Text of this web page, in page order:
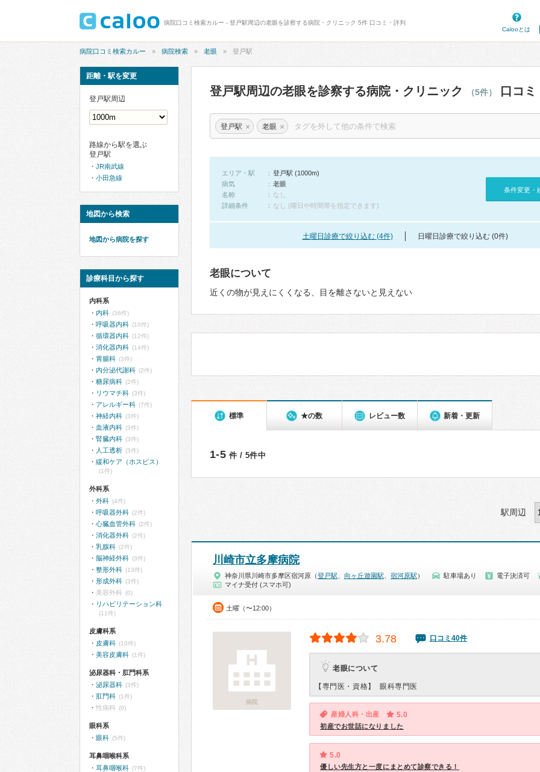
病院口コミ検索カルー - 登戸駅周辺の老眼を診察する病院・クリニック 5件 口コミ・評判
Calooとは
病院口コミ検索カルー 病院検索 老眼 登戸駅
登戸駅周辺の老眼を診察する病院・クリニック （5件） 口コ
登戸駅 × 老眼 ×
エリア・駅
登戸駅 (1000m)
病気
老眼
名称
なし
詳細条件
なし (曜日や時間帯を指定できます)
条件変更・
土曜日診療で絞り込む (4件) 日曜日診療で絞り込む (0件)
老眼について
近くの物が見えにくくなる、目を離さないと見えない
標準 ★の数 レビュー数 新着・更新
1-5 件 / 5件中
駅周辺
川崎市立多摩病院
神奈川県川崎市多摩区宿河原（登戸駅 向ヶ丘遊園駅 宿河原駅 ） 駐車場あり
電子決済可
マイナ受付 (スマホ可)
土曜（〜12:00）
病院
3.78 口コミ40件
老眼について
【専門医・資格】 眼科専門医
産婦人科・出産 5.0
初産でお世話になりました
5.0
優しい先生方と一度にまとめて診察できる！
距離・駅を変更
登戸駅周辺
路線から駅を選ぶ
登戸駅
JR南武線
小田急線
地図から検索
地図から病院を探す
診療科目から探す
内科系
内科 (36件)
呼吸器内科 (10件)
循環器内科 (12件)
消化器内科 (14件)
胃腸科 (3件)
内分泌代謝科 (2件)
糖尿病科 (2件)
リウマチ科 (3件)
アレルギー科 (7件)
神経内科 (3件)
血液内科 (3件)
腎臓内科 (3件)
人工透析 (3件)
緩和ケア（ホスピス）
(1件)
外科系
外科 (4件)
呼吸器外科 (2件)
心臓血管外科 (2件)
消化器外科 (2件)
乳腺科 (2件)
脳神経外科 (3件)
整形外科 (13件)
形成外科 (3件)
美容外科 (0)
リハビリテーション科
(11件)
皮膚科系
皮膚科 (10件)
美容皮膚科 (1件)
泌尿器科・肛門科系
泌尿器科 (3件)
肛門科 (1件)
性病科 (0)
眼科系
眼科 (5件)
耳鼻咽喉科系
耳鼻咽喉科 (7件)